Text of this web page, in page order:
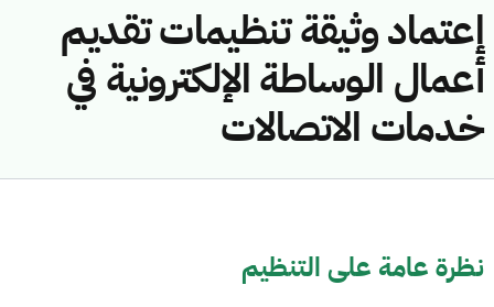
إعتماد وثيقة تنظيمات تقديم
أعمال الوساطة الإلكترونية في
خدمات الاتصالات
نظرة عامة على التنظيم